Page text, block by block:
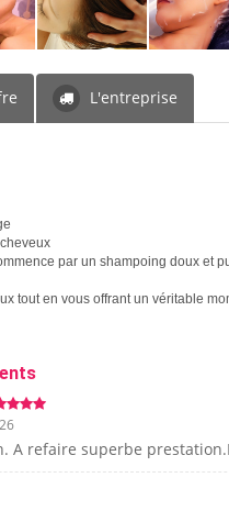
L'entreprise
par un shampoing doux et
tout en vous offrant un véritable
A refaire superbe